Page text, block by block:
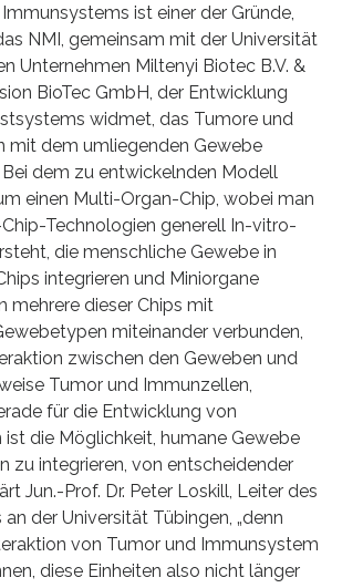
ist einer der Gründe,
NMI, gemeinsam mit der Universität
Unternehmen Miltenyi Biotec B.V. &
BioTec GmbH, der Entwicklung
widmet, das Tumore und
mit dem umliegenden Gewebe
dem zu entwickelnden Modell
einen Multi-Organ-Chip, wobei man
Technologien generell In-vitro-
die menschliche Gewebe in
integrieren und Miniorgane
mehrere dieser Chips mit
miteinander verbunden,
zwischen den Geweben und
Tumor und Immunzellen,
für die Entwicklung von
die Möglichkeit, humane Gewebe
zu integrieren, von entscheidender
Jun.-Prof. Dr. Peter Loskill, Leiter des
der Universität Tübingen, „denn
von Tumor und Immunsystem
diese Einheiten also nicht länger